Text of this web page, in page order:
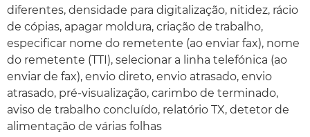
diferentes, densidade para digitalização, nitidez, rácio
de cópias, apagar moldura, criação de trabalho,
especificar nome do remetente (ao enviar fax), nome
do remetente (TTI), selecionar a linha telefónica (ao
enviar de fax), envio direto, envio atrasado, envio
atrasado, pré-visualização, carimbo de terminado,
aviso de trabalho concluído, relatório TX, detetor de
alimentação de várias folhas